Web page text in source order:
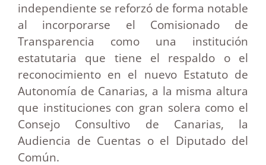
independiente se reforzó de forma notable
al incorporarse el Comisionado de
Transparencia como una institución
estatutaria que tiene el respaldo o el
reconocimiento en el nuevo Estatuto de
Autonomía de Canarias, a la misma altura
que instituciones con gran solera como el
Consejo Consultivo de Canarias, la
Audiencia de Cuentas o el Diputado del
Común.